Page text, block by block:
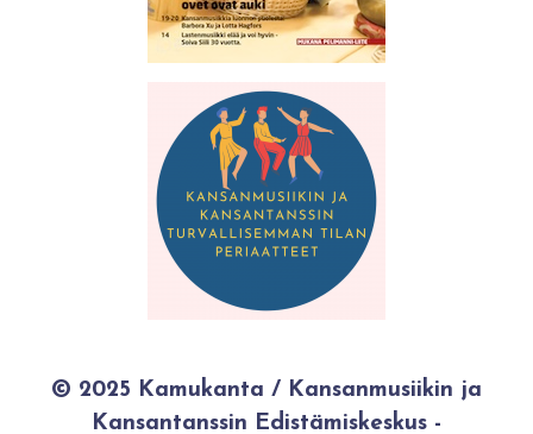
© 2025 Kamukanta / Kansanmusiikin ja
Kansantanssin Edistämiskeskus -